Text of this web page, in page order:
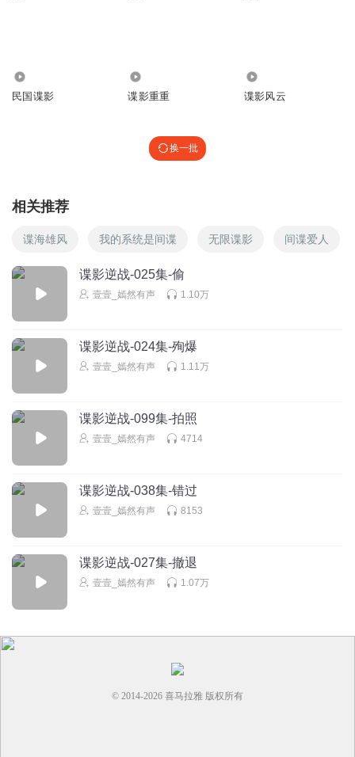
民国谍影 谍影重重 谍影风云
换一批
相关推荐
谍海雄风 我的系统是间谍 无限谍影 间谍爱人
谍影逆战-025集-偷
壹壹_嫣然有声 1.10万
谍影逆战-024集-殉爆
壹壹_嫣然有声 1.11万
谍影逆战-099集-拍照
壹壹_嫣然有声 4714
谍影逆战-038集-错过
壹壹_嫣然有声 8153
谍影逆战-027集-撤退
壹壹_嫣然有声 1.07万
© 2014-2026 喜马拉雅 版权所有